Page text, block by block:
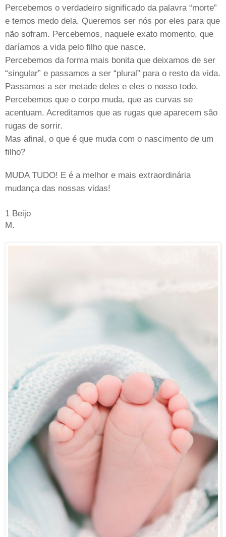
Percebemos o verdadeiro significado da palavra “morte”
e temos medo dela. Queremos ser nós por eles para que
não sofram. Percebemos, naquele exato momento, que
daríamos a vida pelo filho que nasce.
Percebemos da forma mais bonita que deixamos de ser
“singular” e passamos a ser “plural” para o resto da vida.
Passamos a ser metade deles e eles o nosso todo.
Percebemos que o corpo muda, que as curvas se
acentuam. Acreditamos que as rugas que aparecem são
rugas de sorrir.
Mas afinal, o que é que muda com o nascimento de um
filho?
MUDA TUDO! E é a melhor e mais extraordinária
mudança das nossas vidas!
1 Beijo
M.